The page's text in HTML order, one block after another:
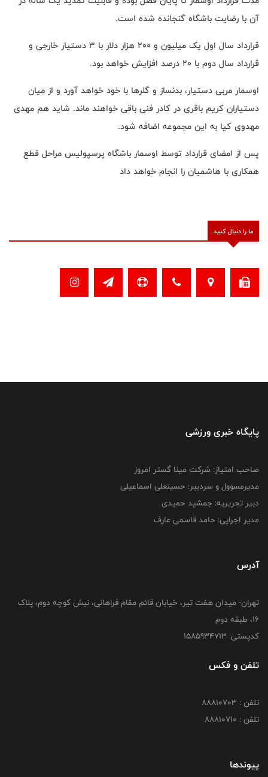
آن با رضایت باشگاه گنجانده شده است.
قرارداد سال اول یک میلیون و ۲۰۰ هزار دلار با ۳ دستیار خارجی و
قرارداد سال دوم با 20 درصد افزایش خواهد بود
.
اوسمار مربی دستیار، بدنساز و گلرها با خود خواهد آورد و از میان
دستیاران کریم باقری در کادر فنی باقی خواهند ماند. شاید هم مهدی
مهدوی کیا به این مجموعه اضافه شود.
پس از امضای قرارداد توسط اوسمار باشگاه پرسپولیس مراحل قطع
همکاری با هاشمیان را انجام خواهد داد
ما را دنبال کنید
پایگاه خبری ورزشی
صاحب امتیاز: شرکت مینا گستر امروز
مدیرمسوول و سردبیر: حسینعلی اسماعیلی
دبیر تحریریه: جمشید حمیدی
مدیر اجرایی: حامد قاسمی عارف
آدرس
تهران- میدان هفت تیر، خیابان قائم مقام فراهانی، نبش کوچه دوم، پلاک
16، طبقه دوم
کدپستی: 1585934713
تلفن و فکس
تلفن : 88810703
تلفن : 88810710
پیوندها